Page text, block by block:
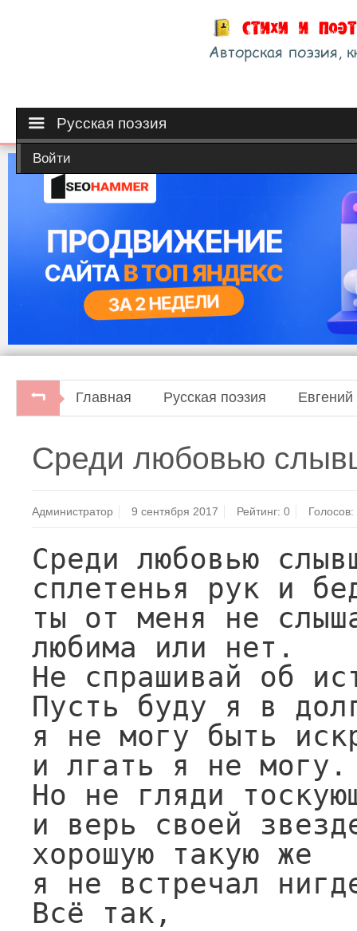
Русская поэзия
Войти
Главная Русская поэзия
"Высшая школа", 1969.
Среди любовью
Администратор 9 сентября 2017 Рейтинг:0 Голосов:
Среди любовью
сплетенья рук и
ты от меня не
любима или нет.
Не спрашивай об
Пусть буду я в
я не могу быть
и лгать я не могу.
Но не гляди
и верь своей
хорошую такую же
я не встречал
Всё так,